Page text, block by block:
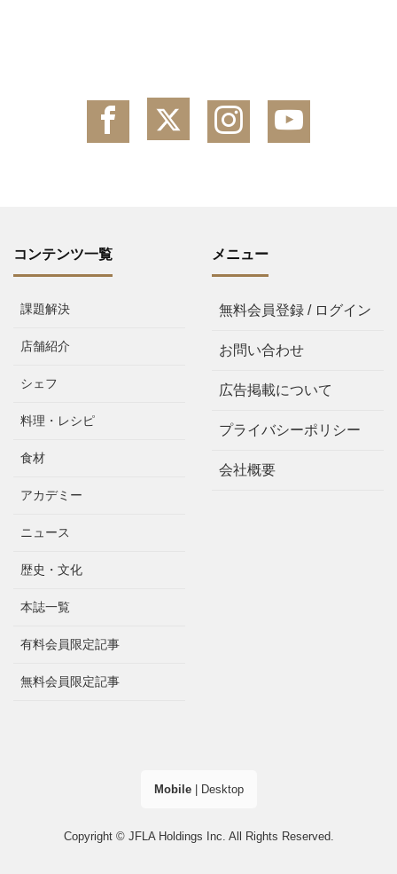
コンテンツ一覧
課題解決
店舗紹介
シェフ
料理・レシピ
食材
アカデミー
ニュース
歴史・文化
本誌一覧
有料会員限定記事
無料会員限定記事
メニュー
無料会員登録 / ログイン
お問い合わせ
広告掲載について
プライバシーポリシー
会社概要
Mobile| Desktop
Copyright © JFLA Holdings Inc. All Rights Reserved.